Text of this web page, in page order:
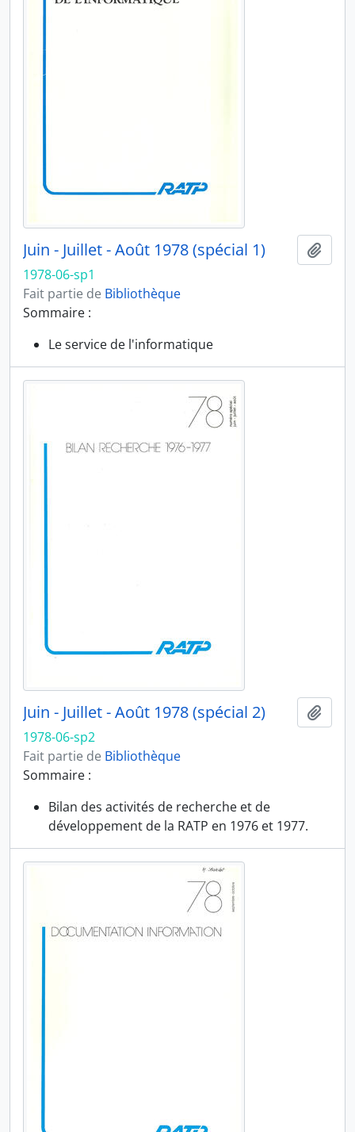
Juin - Juillet - Août 1978 (spécial 1)
1978-06-sp1
Fait partie de Bibliothèque
Sommaire :
Le service de l'informatique
Juin - Juillet - Août 1978 (spécial 2)
1978-06-sp2
Fait partie de Bibliothèque
Sommaire :
Bilan des activités de recherche et de
développement de la RATP en 1976 et 1977.